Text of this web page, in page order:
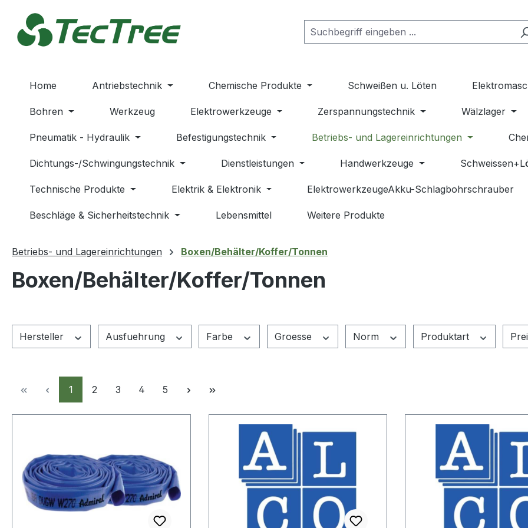
Hauptinhalt springen
Zur Suche springen
Zur Hauptnavigation springen
Home Antriebstechnik Chemische Produkte Schweißen u. Löten
Bohren Werkzeug Elektrowerkzeuge Zerspannungstechnik Wälzlager
Pneumatik - Hydraulik Befestigungstechnik Betriebs- und Lagereinrichtungen
Dichtungs-/Schwingungstechnik Dienstleistungen Handwerkzeuge
Technische Produkte Elektrik & Elektronik ElektrowerkzeugeAkku-Schlagbohrschrauber
Beschläge & Sicherheitstechnik Lebensmittel Weitere Produkte
Betriebs- und Lagereinrichtungen Boxen/Behälter/Koffer/Tonnen
Boxen/Behälter/Koffer/Tonnen
Hersteller Ausfuehrung Farbe Groesse Norm Produktart
Seite
1 Seite
2 Seite
3 Seite
4 Seite
5